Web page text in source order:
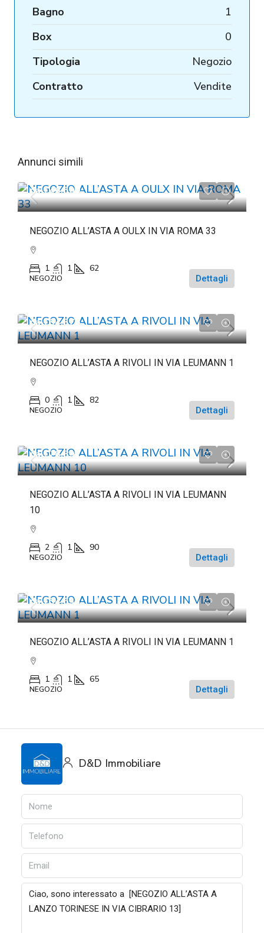
Bagno
1
Box
0
Tipologia
Negozio
Contratto
Vendite
Annunci simili
da€46.500
NEGOZIO ALL’ASTA A OULX IN VIA ROMA 33
1 1 62
NEGOZIO Dettagli
da€84.375
NEGOZIO ALL’ASTA A RIVOLI IN VIA LEUMANN 1
0 1 82
NEGOZIO Dettagli
da€78.891
NEGOZIO ALL’ASTA A RIVOLI IN VIA LEUMANN
10
2 1 90
NEGOZIO Dettagli
da€54.633
NEGOZIO ALL’ASTA A RIVOLI IN VIA LEUMANN 1
1 1 65
NEGOZIO Dettagli
D&D Immobiliare